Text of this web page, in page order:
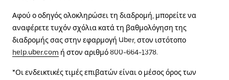
Αφού ο οδηγός ολοκληρώσει τη διαδρομή, μπορείτε να
αναφέρετε τυχόν σχόλια κατά τη βαθμολόγηση της
διαδρομής σας στην εφαρμογή Uber, στον ιστότοπο
help.uber.com ή στον αριθμό 800-664-1378.
*Οι ενδεικτικές τιμές επιβατών είναι ο μέσος όρος των